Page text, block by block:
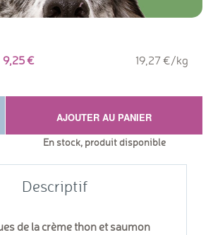
9,25 19,27 €/kg
AJOUTER AU PANIER
En stock, produit disponible
Descriptif
de la crème thon et saumon